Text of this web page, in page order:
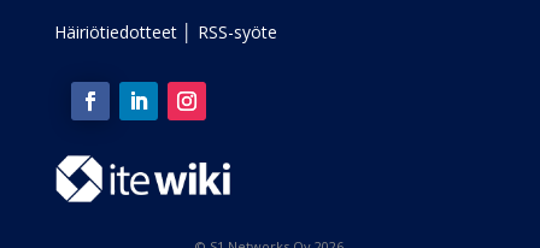
Häiriötiedotteet│ RSS-syöte